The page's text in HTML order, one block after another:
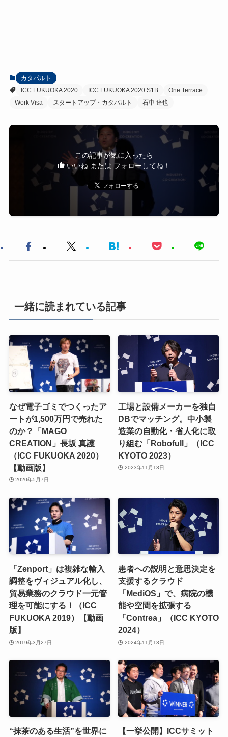
カタパルト
ICC FUKUOKA 2020
ICC FUKUOKA 2020 S1B
One Terrace
Work Visa
スタートアップ・カタパルト 石中 達也
この記事が気に入ったら
いいね または フォローしてね！
一緒に読まれている記事
なぜ電子ゴミでつくったア
ートが1,500万円で売れた
のか？「MAGO
CREATION」長坂 真護
（ICC FUKUOKA 2020）
【動画版】
2020年5月7日
工場と設備メーカーを独自
DBでマッチング。中小製
造業の自動化・省人化に取
り組む「Robofull」（ICC
KYOTO 2023）
2023年11月13日
「Zenport」は複雑な輸入
調整をヴィジュアル化し、
貿易業務のクラウド一元管
理を可能にする！（ICC
FUKUOKA 2019）【動画
版】
2019年3月27日
患者への説明と意思決定を
支援するクラウド
「MediOS」で、病院の機
能や空間を拡張する
「Contrea」（ICC KYOTO
2024）
2024年11月13日
“抹茶のある生活”を世界に
【一挙公開】ICCサミット